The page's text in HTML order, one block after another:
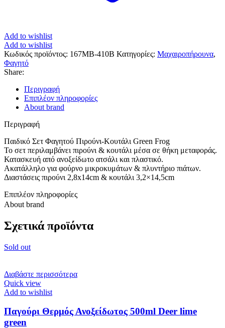
Add to wishlist
Add to wishlist
Κωδικός προϊόντος: 167MB-410B Κατηγορίες: Μαχαιροπήρουνα,
Φαγητό
Share:
Περιγραφή
Επιπλέον πληροφορίες
About brand
Περιγραφή
Παιδικό Σετ Φαγητού Πιρούνι-Κουτάλι Green Frog
Το σετ περιλαμβάνει πιρούνι & κουτάλι μέσα σε θήκη μεταφοράς.
Κατασκευή από ανοξείδωτο ατσάλι και πλαστικό.
Ακατάλληλο για φούρνο μικροκυμάτων & πλυντήριο πιάτων.
Διαστάσεις πιρούνι 2,8x14cm & κουτάλι 3,2×14,5cm
Επιπλέον πληροφορίες
About brand
Σχετικά προϊόντα
Sold out
Διαβάστε περισσότερα
Quick view
Add to wishlist
Παγούρι Θερμός Ανοξείδωτος 500ml Deer lime
green